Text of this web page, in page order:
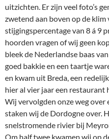
uitzichten. Er zijn veel foto’s
zwetend aan boven op de klim
stijgingspercentage van 8 á 9
hoorden vragen of wij geen
bleek de Nederlandse baas
goed bakkie en een taartje
en kwam uit Breda, een
hier al vier jaar een restaurant
Wij vervolgden onze weg over
staken wij de Dordogne over.
snelstromende rivier bij
Om half twee kwamen wij op